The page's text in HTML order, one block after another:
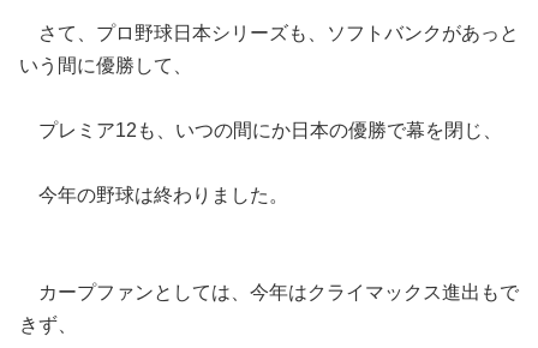
さて、プロ野球日本シリーズも、ソフトバンクがあっと
いう間に優勝して、
プレミア12も、いつの間にか日本の優勝で幕を閉じ、
今年の野球は終わりました。
カープファンとしては、今年はクライマックス進出もで
きず、